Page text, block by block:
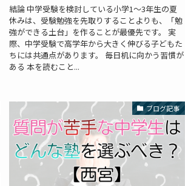
結論 中学受験を検討している小学1～3年生の夏
休みは、受験勉強を先取りすることよりも、「勉
強ができる土台」を作ることが最優先です。 実
際、中学受験で高学年から大きく伸びる子どもた
ちには共通点があります。 毎日机に向かう習慣が
ある 本を読むこと...
ブログ記事